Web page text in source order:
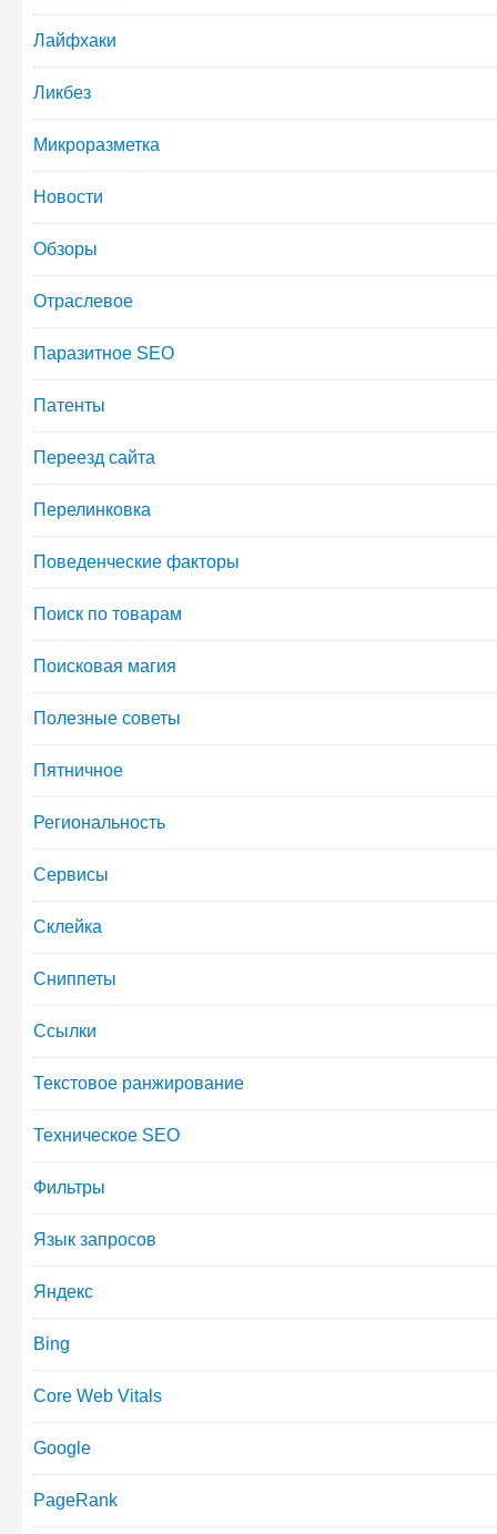
Лайфхаки
Ликбез
Микроразметка
Новости
Обзоры
Отраслевое
Паразитное SEO
Патенты
Переезд сайта
Перелинковка
Поведенческие факторы
Поиск по товарам
Поисковая магия
Полезные советы
Пятничное
Региональность
Сервисы
Склейка
Сниппеты
Ссылки
Текстовое ранжирование
Техническое SEO
Фильтры
Язык запросов
Яндекс
Bing
Core Web Vitals
Google
PageRank